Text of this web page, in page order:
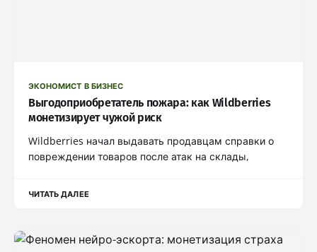
ЭКОНОМИСТ В БИЗНЕС
Выгодоприобретатель пожара: как Wildberries
монетизирует чужой риск
Wildberries начал выдавать продавцам справки о
повреждении товаров после атак на склады,
ЧИТАТЬ ДАЛЕЕ